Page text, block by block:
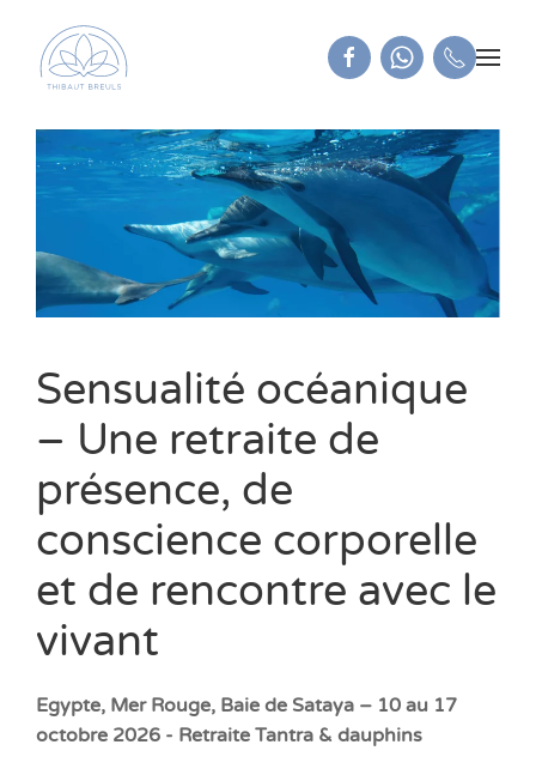
Sensualité océanique
– Une retraite de
présence, de
conscience corporelle
et de rencontre avec le
vivant
Egypte, Mer Rouge, Baie de Sataya – 10 au 17
octobre 2026 - Retraite Tantra & dauphins